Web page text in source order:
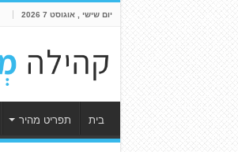
יום שישי , אוגוסט 7 2026
בית תפריט מהיר